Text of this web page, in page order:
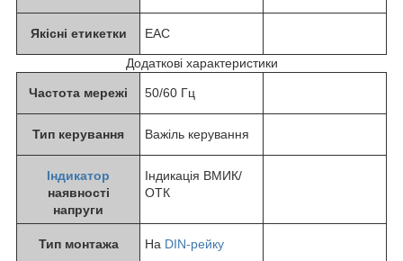
Якісні етикетки EAC
Додаткові характеристики
Частота мережі 50/60 Гц
Тип керування Важіль керування
Індикатор
наявності
напруги
Індикація ВМИК/
ОТК
Тип монтажа На DIN-рейку